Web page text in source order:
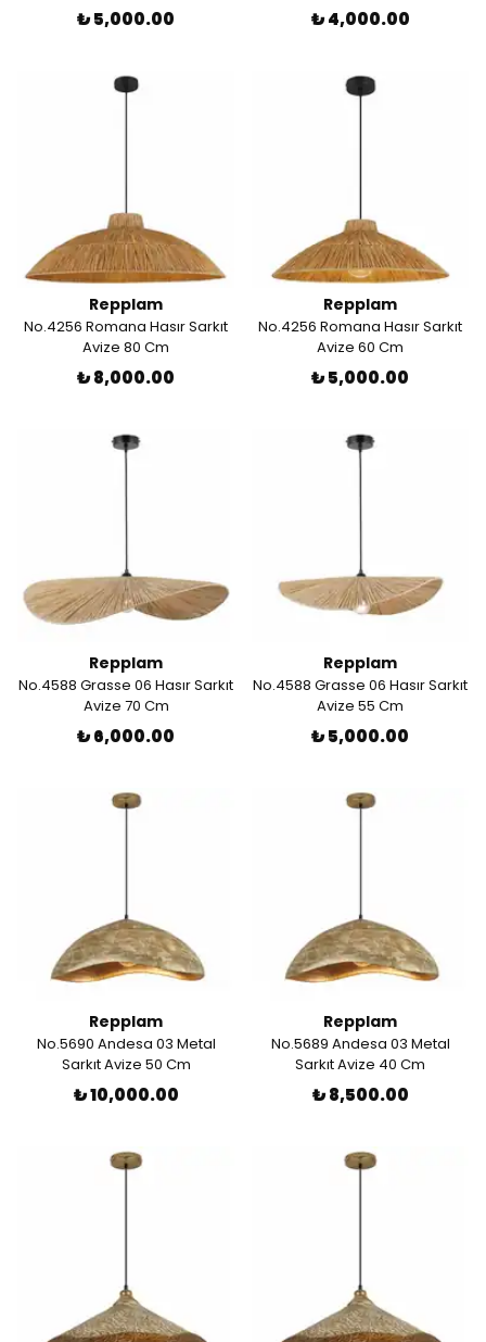
₺ 5,000.00 ₺ 4,000.00
Repplam
No.4256 Romana Hasır Sarkıt
Avize 80 Cm
₺ 8,000.00
Repplam
No.4256 Romana Hasır Sarkıt
Avize 60 Cm
₺ 5,000.00
Repplam
No.4588 Grasse 06 Hasır Sarkıt
Avize 70 Cm
₺ 6,000.00
Repplam
No.4588 Grasse 06 Hasır Sarkıt
Avize 55 Cm
₺ 5,000.00
Repplam
No.5690 Andesa 03 Metal
Sarkıt Avize 50 Cm
₺ 10,000.00
Repplam
No.5689 Andesa 03 Metal
Sarkıt Avize 40 Cm
₺ 8,500.00